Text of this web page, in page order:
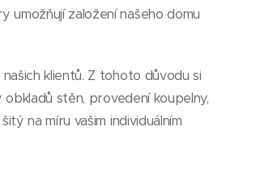
založení našeho domu
klientů. Z tohoto důvodu si
stěn, provedení koupelny,
na míru vašim individuálním